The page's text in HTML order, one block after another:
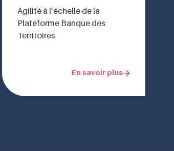
Agilité à l’échelle de la
Plateforme Banque des
Territoires
En savoir plus